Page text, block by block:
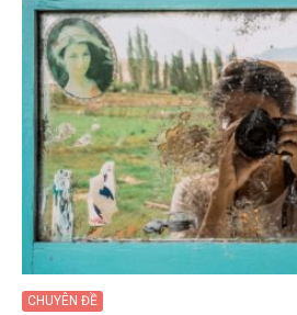
CHUYÊN ĐỀ